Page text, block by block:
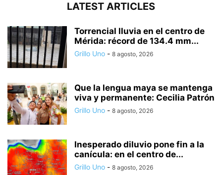
LATEST ARTICLES
Torrencial lluvia en el centro de
Mérida: récord de 134.4 mm...
Grillo Uno - 8 agosto, 2026
Que la lengua maya se mantenga
viva y permanente: Cecilia Patrón
Grillo Uno - 8 agosto, 2026
Inesperado diluvio pone fin a la
canícula: en el centro de...
Grillo Uno - 8 agosto, 2026